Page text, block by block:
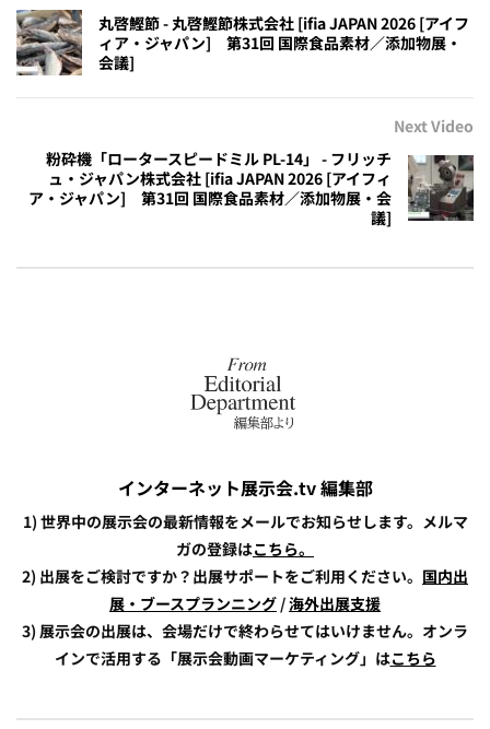
丸啓鰹節 - 丸啓鰹節株式会社 [ifia JAPAN 2026 [アイフ
ィア・ジャパン] 第31回 国際食品素材／添加物展・
会議]
Next Video
粉砕機「ロータースピードミル PL-14」 - フリッチ
ュ・ジャパン株式会社 [ifia JAPAN 2026 [アイフィ
ア・ジャパン] 第31回 国際食品素材／添加物展・会
議]
インターネット展示会.tv 編集部
1) 世界中の展示会の最新情報をメールでお知らせします。メルマ
ガの登録はこちら。
2) 出展をご検討ですか？出展サポートをご利用ください。 国内出
展・ブースプランニング /海外出展支援
3) 展示会の出展は、会場だけで終わらせてはいけません。オンラ
インで活用する「展示会動画マーケティング」はこちら